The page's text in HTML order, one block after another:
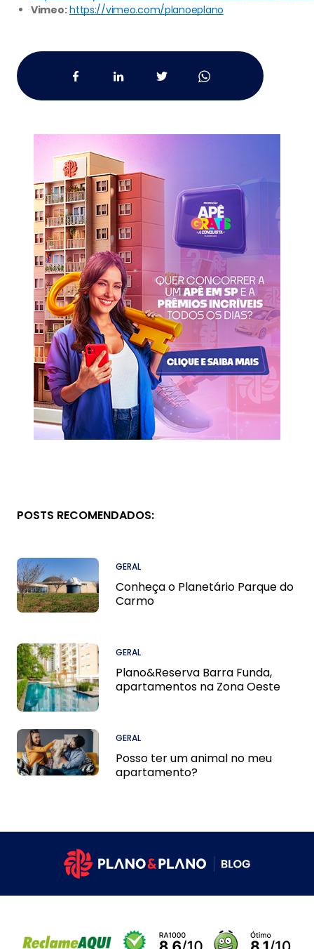
Vimeo:https://vimeo.com/planoeplano
POSTS RECOMENDADOS:
GERAL
Conheça o Planetário Parque do
Carmo
GERAL
Plano&Reserva Barra Funda,
apartamentos na Zona Oeste
GERAL
Posso ter um animal no meu
apartamento?